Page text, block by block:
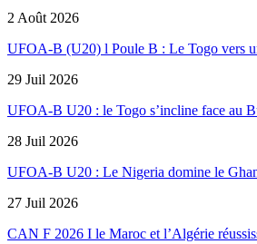
2 Août 2026
UFOA-B (U20) l Poule B : Le Togo vers
29 Juil 2026
UFOA-B U20 : le Togo s’incline face au
28 Juil 2026
UFOA-B U20 : Le Nigeria domine le
27 Juil 2026
CAN F 2026 I le Maroc et l’Algérie